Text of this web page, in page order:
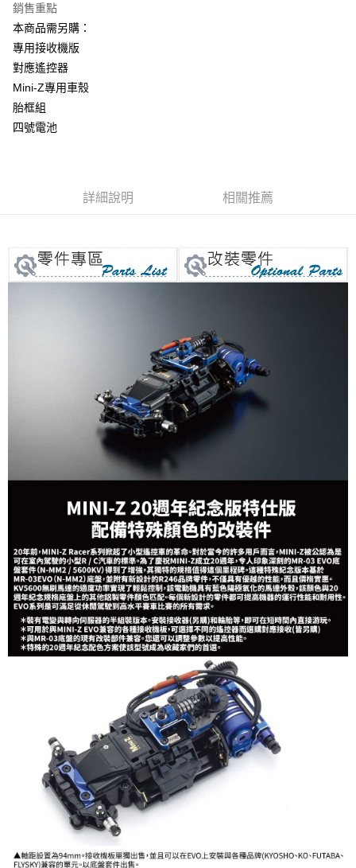
全盈+PAY
運送方式
全家-取貨付款
每筆NT$60，滿NT$1,000(含以上)免運費
新竹物流
每筆NT$80，滿NT$1,000(含以上)免運費
銷售重點
本商品需另購：
專用接收機版
對應遙控器
Mini-Z專用車殼
胎框組
四號電池
詳細說明 相關推薦